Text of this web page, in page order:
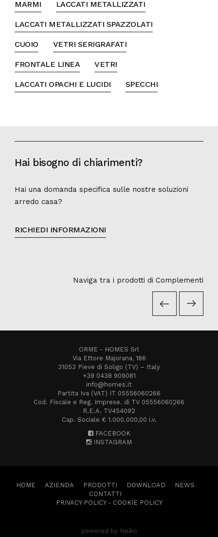
MARMI LACCATI METALLIZZATI
LACCATI METALLIZZATI SPAZZOLATI
CUOIO VETRI SERIGRAFATI
FRONTALE LINEA VETRI
LACCATI OPACHI E LUCIDI SPECCHI
Hai bisogno di chiarimenti?
Hai una domanda specifica sulle nostre soluzioni
arredo casa?
RICHIEDI INFORMAZIONI
Naviga tra i prodotti di Complementi
ORME - HOMES Srl
Via Ettore Majorana, 186
31053 Pieve di Soligo (TV) – Italy
+39 0438 909081
info@homes.it
Partita Iva (VAT) IT 05556060266
Cod. Fiscale e Reg. Imprese. di TV 05556060266
R.E.A. TV454092
Cap. Sociale € 1.000.000,00 i.v.
FACEBOOK
INSTAGRAM
HOME AZIENDA PRODOTTI DOWNLOAD
NEWS
CONTATTI
PRIVACY POLICY- COOKIE POLICY
powered by Neiko